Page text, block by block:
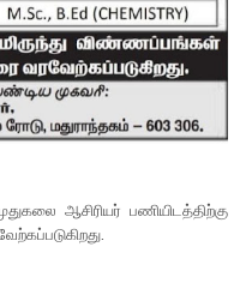
ஆசிரியர் பணியிடத்திற்கு